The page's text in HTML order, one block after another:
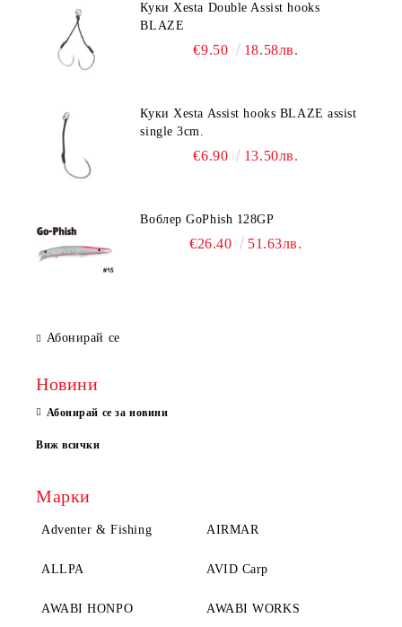
Куки Xesta Double Assist hooks
BLAZE
€9.50 18.58лв.
Куки Xesta Assist hooks BLAZE assist
single 3cm.
€6.90 13.50лв.
Воблер GoPhish 128GP
€26.40 51.63лв.
Абонирай се
Новини
Абонирай се за новини
Виж всички
Марки
Adventer & Fishing AIRMAR
ALLPA AVID Carp
AWABI HONPO AWABI WORKS